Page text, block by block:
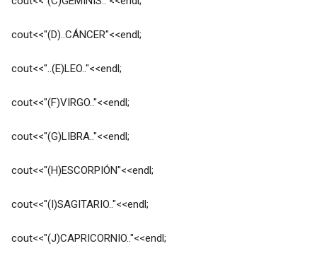
cout<<"(D)..CÁNCER"<<endl;
cout<<"..(E)LEO.."<<endl;
cout<<"(F)VIRGO.."<<endl;
cout<<"(G)LIBRA.."<<endl;
cout<<"(H)ESCORPIÓN"<<endl;
cout<<"(I)SAGITARIO.."<<endl;
cout<<"(J)CAPRICORNIO.."<<endl;